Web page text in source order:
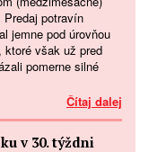
potravín
jemne pod úrovňou
ktoré však už pred
pomerne silné
Čítaj dalej
v 30. týždni